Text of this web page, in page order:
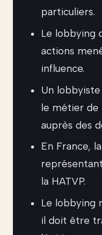
particuliers.
Le lobbying
actions
influence.
Un
le métier de
auprès des
En France,
la HATVP.
Le lobbying
il doit être